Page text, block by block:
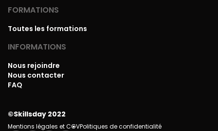
FORMATIONS
Toutes les formations
INFORMATIONS
Nous rejoindre
Nous contacter
FAQ
©Skillsday 2022
Mentions légales et CGVPolitiques de confidentialité